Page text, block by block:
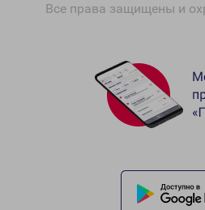
Все права защищены и